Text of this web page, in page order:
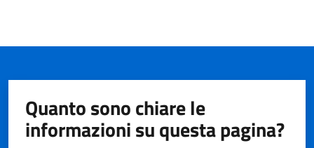
Quanto sono chiare le
informazioni su questa pagina?